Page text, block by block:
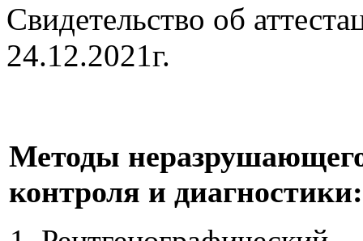
Свидетельство об
24.12.2021г.
Методы
контроля и диагностики: